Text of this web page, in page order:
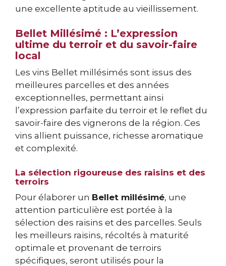
une excellente aptitude au vieillissement.
Bellet Millésimé : L’expression
ultime du terroir et du savoir-faire
local
Les vins Bellet millésimés sont issus des
meilleures parcelles et des années
exceptionnelles, permettant ainsi
l’expression parfaite du terroir et le reflet du
savoir-faire des vignerons de la région. Ces
vins allient puissance, richesse aromatique
et complexité.
La sélection rigoureuse des raisins et des
terroirs
Pour élaborer un Bellet millésimé, une
attention particulière est portée à la
sélection des raisins et des parcelles. Seuls
les meilleurs raisins, récoltés à maturité
optimale et provenant de terroirs
spécifiques, seront utilisés pour la